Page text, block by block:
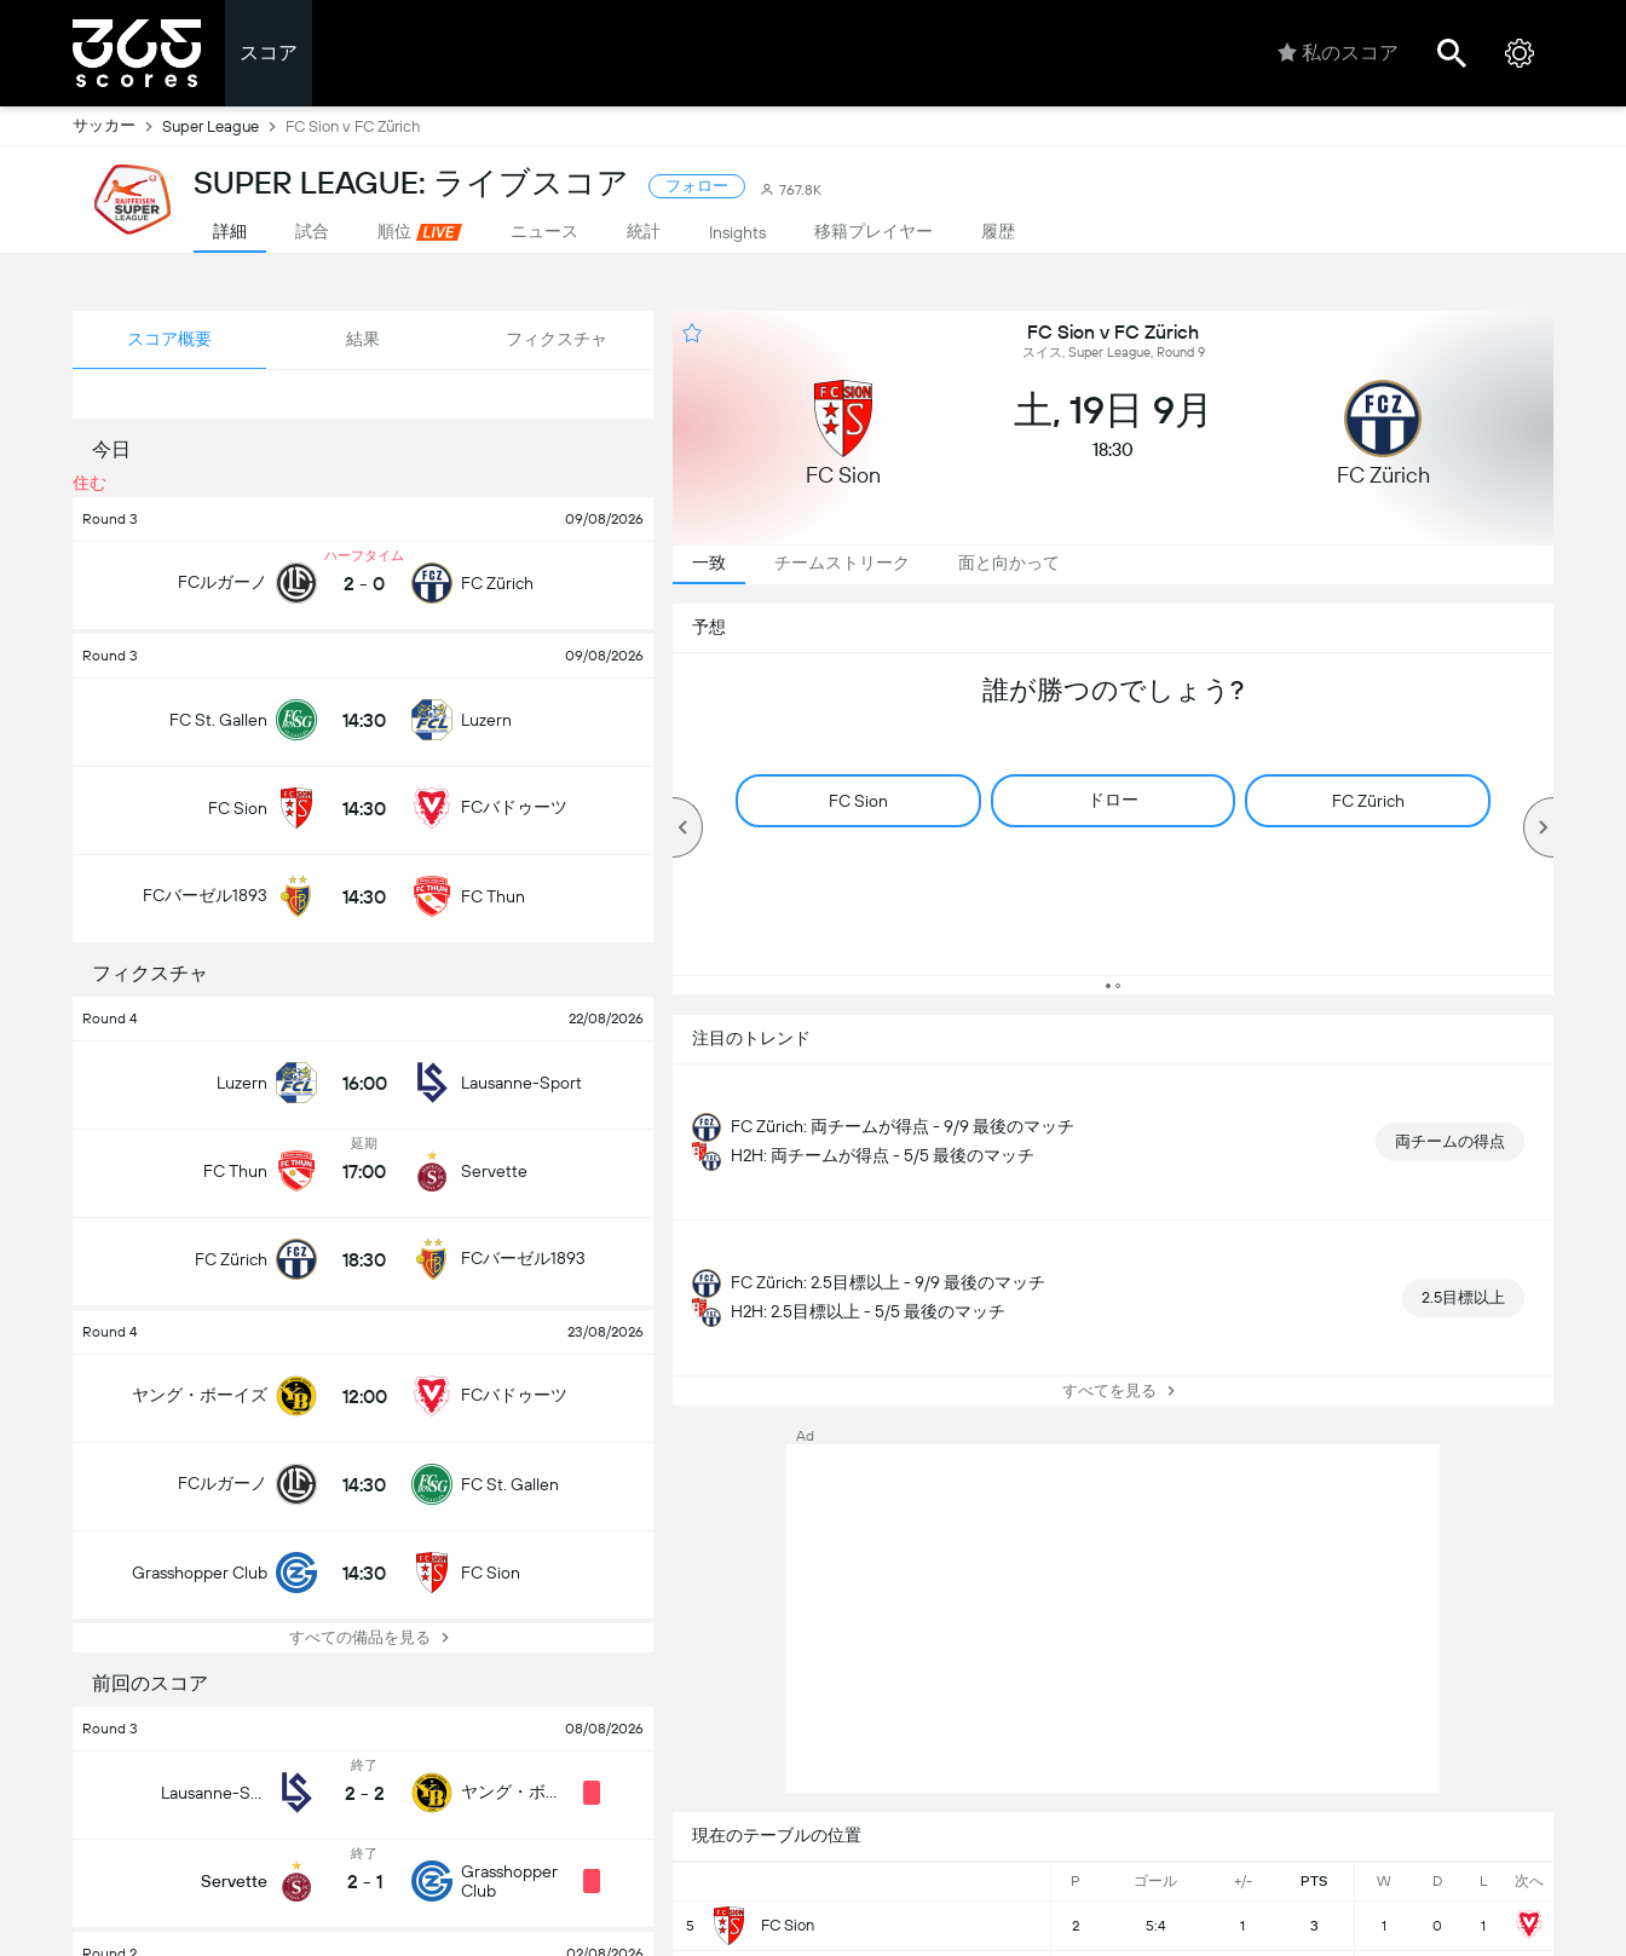
スコア 私のスコア
サッカー Super League FC Sion v FC Zürich
SUPER LEAGUE: ライブスコア フォロー 767.8K
詳細 試合 順位 ニュース 統計 Insights 移籍プレイヤー 履歴
スコア概要 結果 フィクスチャ
今日
住む
Round 3 09/08/2026
FCルガーノ
ハーフタイム
2 - 0 FC Zürich
Round 3 09/08/2026
FC St. Gallen 14:30 Luzern
FC Sion 14:30 FCバドゥーツ
FCバーゼル1893 14:30 FC Thun
フィクスチャ
Round 4 22/08/2026
Luzern 16:00 Lausanne-Sport
FC Thun
延期
17:00 Servette
FC Zürich 18:30 FCバーゼル1893
Round 4 23/08/2026
ヤング・ボーイズ 12:00 FCバドゥーツ
FCルガーノ 14:30 FC St. Gallen
Grasshopper Club 14:30 FC Sion
すべての備品を見る
前回のスコア
Round 3 08/08/2026
終了
2 - 2
Servette
終了
2 - 1
Grasshopper
Club
FC Sion v FC Zürich
スイス, Super League, Round 9
FC Sion
土, 19日 9月
18:30
FC Zürich
一致 チームストリーク 面と向かって
予想
誰が勝つのでしょう?
FC Sion ドロー FC Zürich
オーバー
注目のトレンド
FC Zürich: 両チームが得点 - 9/9 最後のマッチ
H2H: 両チームが得点 - 5/5 最後のマッチ
両チームの得点
FC Zürich: 2.5目標以上 - 9/9 最後のマッチ
H2H: 2.5目標以上 - 5/5 最後のマッチ
2.5目標以上
すべてを見る
現在のテーブルの位置
P ゴール +/- PTS W D L 次へ
5 FC Sion 2 5:4 1 3 1 0 1
Ad